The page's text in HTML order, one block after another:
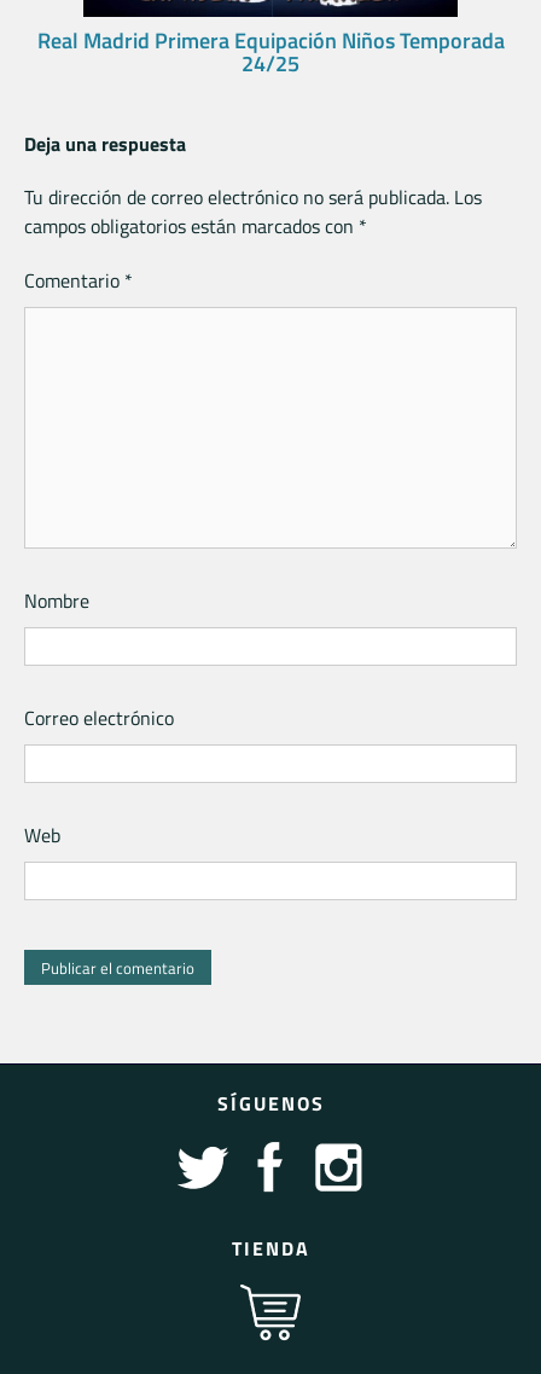
Real Madrid Primera Equipación Niños Temporada
24/25
Deja una respuesta
Tu dirección de correo electrónico no será publicada. Los
campos obligatorios están marcados con *
Comentario *
Nombre
Correo electrónico
Web
SÍGUENOS
TIENDA